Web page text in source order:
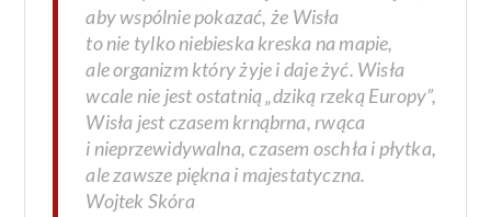
aby wspólnie pokazać, że Wisła
to nie tylko niebieska kreska na mapie,
ale organizm który żyje i daje żyć. Wisła
wcale nie jest ostatnią „dziką rzeką Europy”,
Wisła jest czasem krnąbrna, rwąca
i nieprzewidywalna, czasem oschła i płytka,
ale zawsze piękna i majestatyczna.
Wojtek Skóra